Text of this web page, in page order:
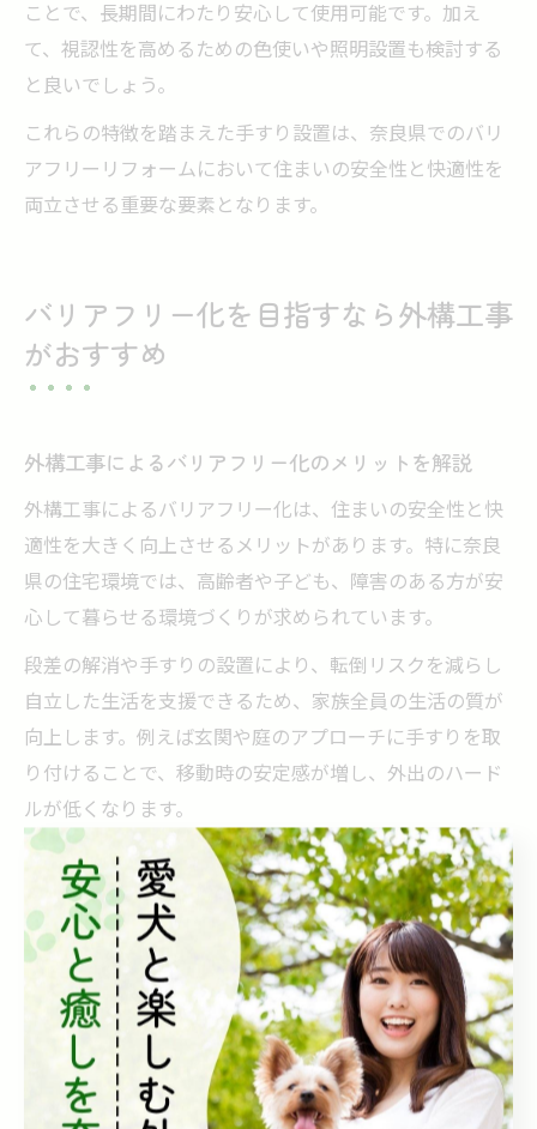
ことで、長期間にわたり安心して使用可能です。加え
て、視認性を高めるための色使いや照明設置も検討する
と良いでしょう。
これらの特徴を踏まえた手すり設置は、奈良県でのバリ
アフリーリフォームにおいて住まいの安全性と快適性を
両立させる重要な要素となります。
バリアフリー化を目指すなら外構工事
がおすすめ
外構工事によるバリアフリー化のメリットを解説
外構工事によるバリアフリー化は、住まいの安全性と快
適性を大きく向上させるメリットがあります。特に奈良
県の住宅環境では、高齢者や子ども、障害のある方が安
心して暮らせる環境づくりが求められています。
段差の解消や手すりの設置により、転倒リスクを減らし
自立した生活を支援できるため、家族全員の生活の質が
向上します。例えば玄関や庭のアプローチに手すりを取
り付けることで、移動時の安定感が増し、外出のハード
ルが低くなります。
このように外構工事でバリアフリー化を進めることは、
将来的な介護負担の軽減にもつながり、長期的な住まい
の資産価値向上にも寄与します。
手すり設置と外構工事で叶える快適な住まい
手すり設置は外構工事において、住まいの安全性だけで
なく快適性も高める重要なポイントです。奈良県の気候
や住宅の特徴に合わせて、耐久性とデザイン性を兼ね備